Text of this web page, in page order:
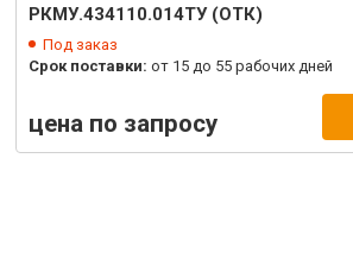
РКМУ.434110.014ТУ (ОТК)
Под заказ
Срок поставки:от 15 до 55 рабочих дней
цена по запросу